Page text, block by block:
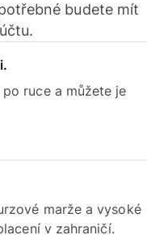
budete mít
ruce a můžete je
marže a vysoké
v zahraničí.